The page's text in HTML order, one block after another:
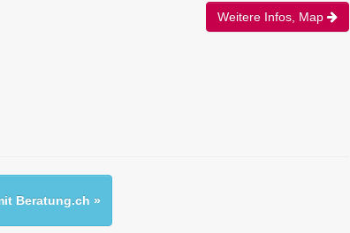
Weitere Infos, Map
Beratung.ch »